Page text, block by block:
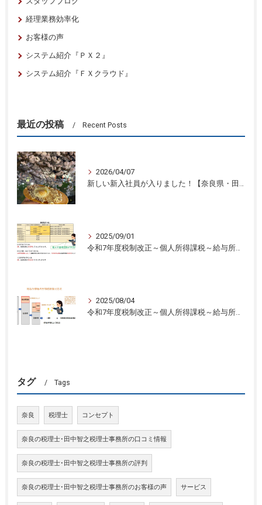
経理業務効率化
お客様の声
システム紹介『ＰＸ２』
システム紹介『ＦＸクラウド』
最近の投稿 Recent Posts
2026/04/07
2025/09/01
令和7年度税制改正～個人所得課税～給与所得控除と基礎控除の引き上げ③奈良県・田中智之税理士事務所】
2025/08/04
令和7年度税制改正～個人所得課税～給与所得控除と基礎控除の引き上げ②【奈良県・田中智之税理士事務所】
タグ Tags
奈良 税理士 コンセプト
奈良の税理士･田中智之税理士事務所の口コミ情報
奈良の税理士･田中智之税理士事務所の評判
奈良の税理士･田中智之税理士事務所のお客様の声 サービス